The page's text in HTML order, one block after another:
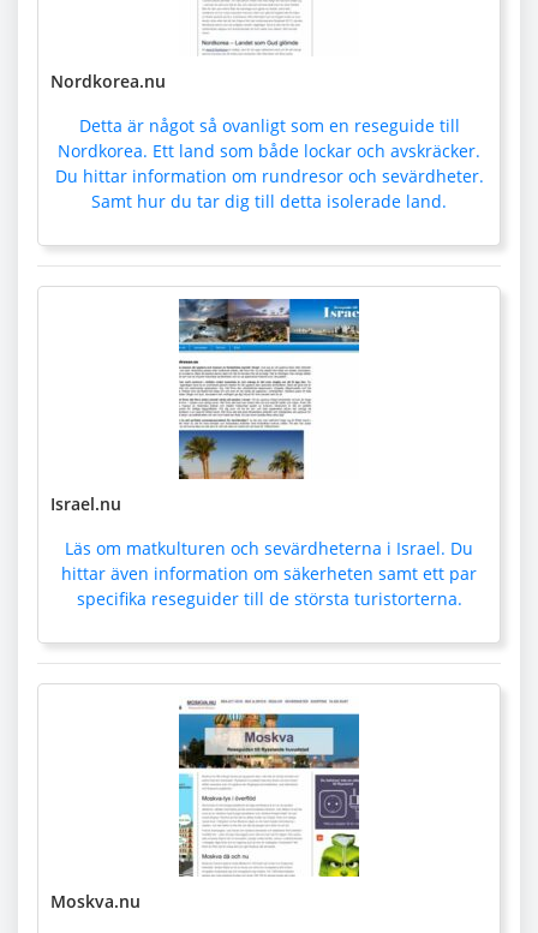
Nordkorea.nu
Detta är något så ovanligt som en reseguide till
Nordkorea. Ett land som både lockar och avskräcker.
Du hittar information om rundresor och sevärdheter.
Samt hur du tar dig till detta isolerade land.
Israel.nu
Läs om matkulturen och sevärdheterna i Israel. Du
hittar även information om säkerheten samt ett par
specifika reseguider till de största turistorterna.
Moskva.nu